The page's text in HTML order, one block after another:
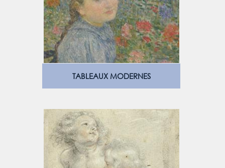
TABLEAUX MODERNES